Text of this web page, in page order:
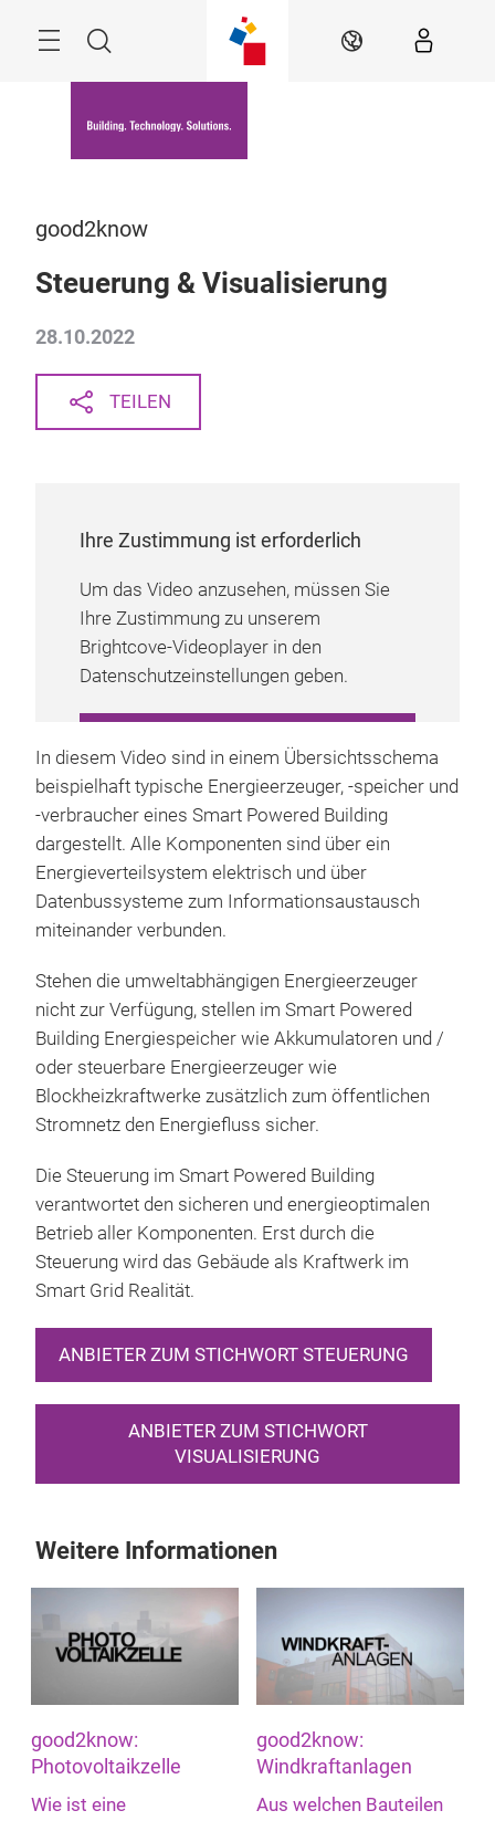
Suche DE
good2know
Steuerung & Visualisierung
28.10.2022
TEILEN
Ihre Zustimmung ist erforderlich
Um das Video anzusehen, müssen Sie
Ihre Zustimmung zu unserem
Brightcove-Videoplayer in den
Datenschutzeinstellungen geben.
VERWALTEN
In diesem Video sind in einem Übersichtsschema
beispielhaft typische Energieerzeuger, -speicher und
-verbraucher eines Smart Powered Building
dargestellt. Alle Komponenten sind über ein
Energieverteilsystem elektrisch und über
Datenbussysteme zum Informationsaustausch
miteinander verbunden.
Stehen die umweltabhängigen Energieerzeuger
nicht zur Verfügung, stellen im Smart Powered
Building Energiespeicher wie Akkumulatoren und /
oder steuerbare Energieerzeuger wie
Blockheizkraftwerke zusätzlich zum öffentlichen
Stromnetz den Energiefluss sicher.
Die Steuerung im Smart Powered Building
verantwortet den sicheren und energieoptimalen
Betrieb aller Komponenten. Erst durch die
Steuerung wird das Gebäude als Kraftwerk im
Smart Grid Realität.
ANBIETER ZUM STICHWORT STEUERUNG
ANBIETER ZUM STICHWORT
VISUALISIERUNG
Weitere Informationen
good2know:
Photovoltaikzelle
Wie ist eine
good2know:
Windkraftanlagen
Aus welchen Bauteilen